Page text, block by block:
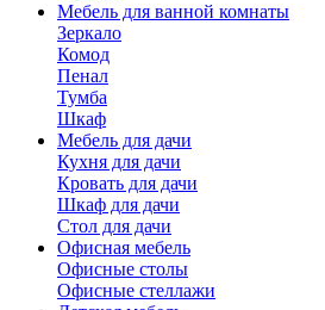
Мебель для ванной комнаты
Зеркало
Комод
Пенал
Тумба
Шкаф
Мебель для дачи
Кухня для дачи
Кровать для дачи
Шкаф для дачи
Стол для дачи
Офисная мебель
Офисные столы
Офисные стеллажи